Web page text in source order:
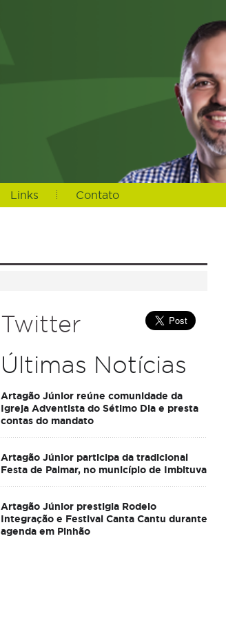
Links Contato
Twitter
Últimas Notícias
Artagão Júnior reúne comunidade da
Igreja Adventista do Sétimo Dia e presta
contas do mandato
Artagão Júnior participa da tradicional
Festa de Palmar, no município de Imbituva
Artagão Júnior prestigia Rodeio
Integração e Festival Canta Cantu durante
agenda em Pinhão